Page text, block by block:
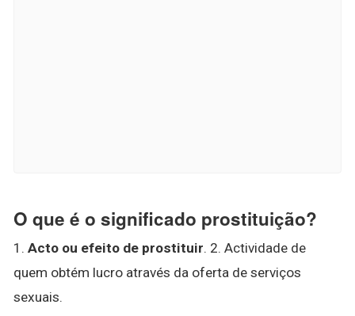
O que é o significado prostituição?
1. Acto ou efeito de prostituir. 2. Actividade de
quem obtém lucro através da oferta de serviços
sexuais.